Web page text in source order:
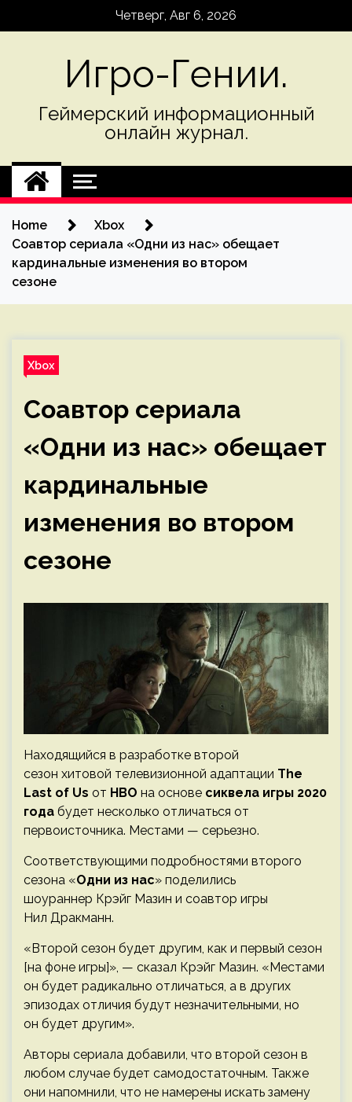
Четверг, Авг 6, 2026
Игро-Гении.
Геймерский информационный
онлайн журнал.
Home
Xbox
Соавтор сериала «Одни из нас» обещает
кардинальные изменения во втором
сезоне
Xbox
Соавтор сериала
«Одни из нас» обещает
кардинальные
изменения во втором
сезоне
Находящийся в разработке второй
сезон хитовой телевизионной адаптации The
Last of Us от HBO на основе сиквела игры 2020
года будет несколько отличаться от
первоисточника. Местами — серьезно.
Соответствующими подробностями второго
сезона «Одни из нас» поделились
шоураннер Крэйг Мазин и соавтор игры
Нил Дракманн.
«Второй сезон будет другим, как и первый сезон
[на фоне игры]», — сказал Крэйг Мазин. «Местами
он будет радикально отличаться, а в других
эпизодах отличия будут незначительными, но
он будет другим».
Авторы сериала добавили, что второй сезон в
любом случае будет самодостаточным. Также
они напомнили, что не намерены искать замену